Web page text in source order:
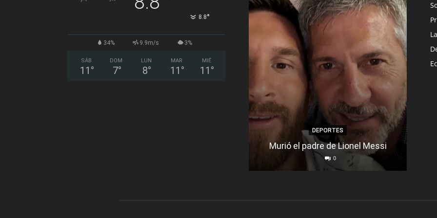
8.8°
34% 9.9m/s 3%
SÁB
11 °
DOM
7°
LUN
8°
MAR
11 °
MIÉ
11 °
DEPORTES
Murió el padre de Lionel Messi
0